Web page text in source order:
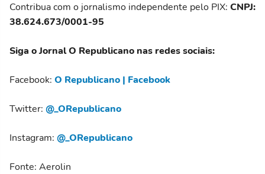
Contribua com o jornalismo independente pelo PIX: CNPJ:
38.624.673/0001-95
Siga o Jornal O Republicano nas redes sociais:
Facebook: O Republicano | Facebook
Twitter: @_ORepublicano
Instagram: @_ORepublicano
Fonte: Aerolin